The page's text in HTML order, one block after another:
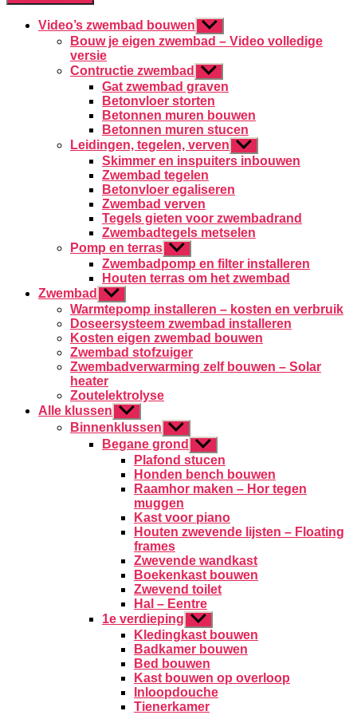
Video’s zwembad bouwen Toon
submenu
Bouw je eigen zwembad – Video volledige
versie
Contructie zwembad
Toon
submenu
Gat zwembad graven
Betonvloer storten
Betonnen muren bouwen
Betonnen muren stucen
Leidingen, tegelen, verven Toon
submenu
Skimmer en inspuiters inbouwen
Zwembad tegelen
Betonvloer egaliseren
Zwembad verven
Tegels gieten voor zwembadrand
Zwembadtegels metselen
Pomp en terras Toon
submenu
Zwembadpomp en filter installeren
Houten terras om het zwembad
Zwembad
Toon
submenu
Warmtepomp installeren – kosten en verbruik
Doseersysteem zwembad installeren
Kosten eigen zwembad bouwen
Zwembad stofzuiger
Zwembadverwarming zelf bouwen – Solar
heater
Zoutelektrolyse
Alle klussen Toon
submenu
Binnenklussen Toon
submenu
Begane grond
Toon
submenu
Plafond stucen
Honden bench bouwen
Raamhor maken – Hor tegen
muggen
Kast voor piano
Houten zwevende lijsten – Floating
frames
Zwevende wandkast
Boekenkast bouwen
Zwevend toilet
Hal – Eentre
1e verdieping Toon
submenu
Kledingkast bouwen
Badkamer bouwen
Bed bouwen
Kast bouwen op overloop
Inloopdouche
Tienerkamer